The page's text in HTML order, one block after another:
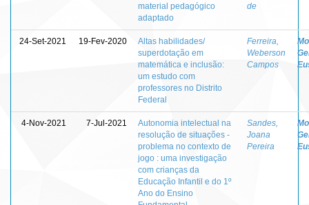
material pedagógico
adaptado
de
24-Set-2021 19-Fev-2020
Altas habilidades/
superdotação em
matemática e inclusão:
um estudo com
professores no Distrito
Federal
Ferreira,
Weberson
Campos
4-Nov-2021 7-Jul-2021
Autonomia intelectual na
resolução de situações -
problema no contexto de
jogo : uma investigação
com crianças da
Educação Infantil e do 1º
Ano do Ensino
Sandes,
Joana
Pereira